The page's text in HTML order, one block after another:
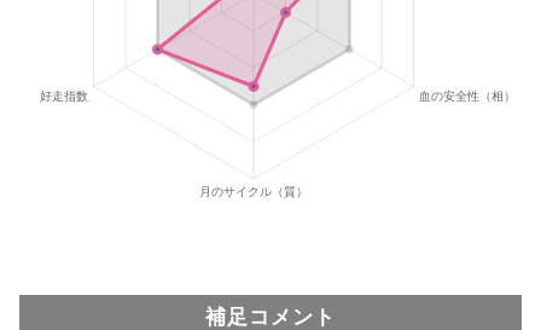
補足コメント